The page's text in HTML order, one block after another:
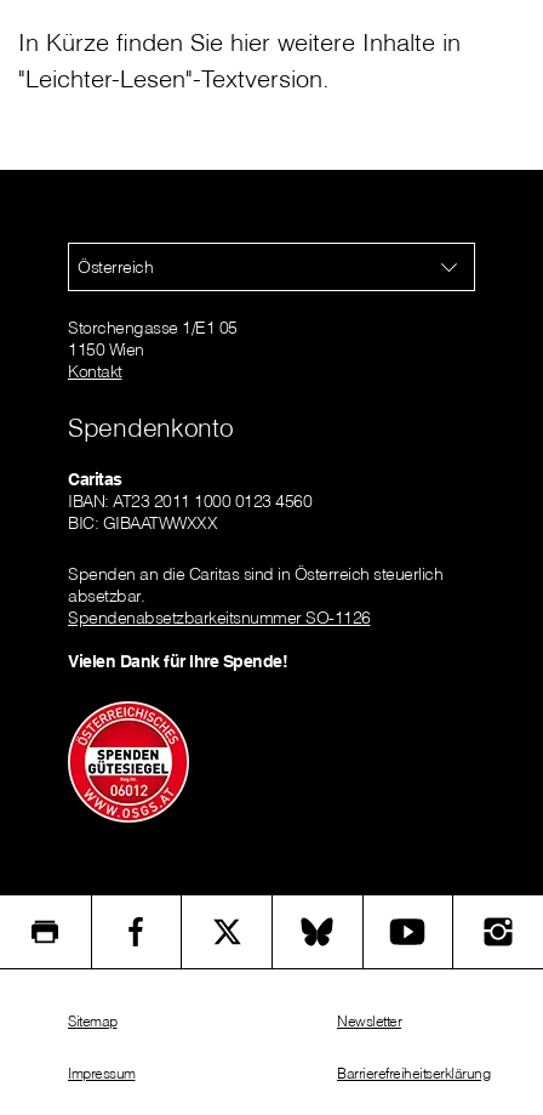
In Kürze finden Sie hier weitere Inhalte in
"Leichter-Lesen"-Textversion.
Österreich
Storchengasse 1/E1 05
1150 Wien
Kontakt
Spendenkonto
Caritas
IBAN: AT23 2011 1000 0123 4560
BIC: GIBAATWWXXX
Spenden an die Caritas sind in Österreich steuerlich
absetzbar.
Spendenabsetzbarkeitsnummer SO-1126
Vielen Dank für Ihre Spende!
Sitemap
Impressum
Newsletter
Barrierefreiheitserklärung